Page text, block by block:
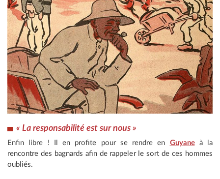
« La responsabilité est sur nous »
Enfin libre ! Il en profite pour se rendre en Guyaneà la
rencontre des bagnards afin de rappeler le sort de ces hommes
oubliés.